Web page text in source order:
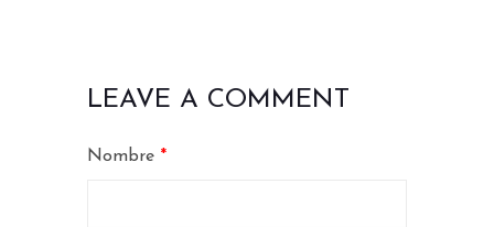
LEAVE A COMMENT
Nombre *